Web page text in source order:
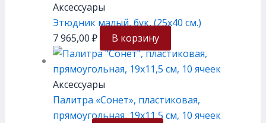
Аксессуары
Этюдник малый, бук, (25х40 см.)
7 965,00 ₽ В корзину
Аксессуары
Палитра «Сонет», пластиковая,
прямоугольная, 19х11,5 см, 10 ячеек